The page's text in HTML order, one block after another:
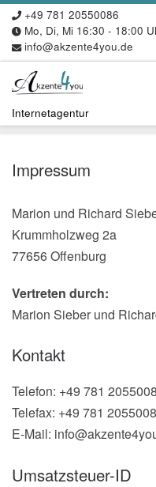
Zum Inhalt springen
+49 781 20550086
Mo, Di, Mi 16:30 - 18:00
info@akzente4you.de
Internetagentur
Impressum
Marion und Richard
Krummholzweg 2a
77656 Offenburg
Vertreten durch:
Marion Sieber und
Kontakt
Telefon: +49 781
Telefax: +49 781
E-Mail:
Umsatzsteuer-ID